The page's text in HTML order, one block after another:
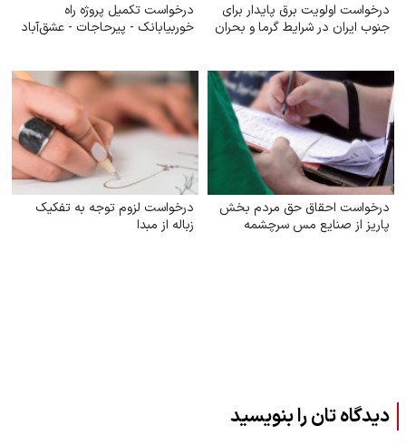
درخواست اولویت برق پایدار برای
جنوب ایران در شرایط گرما و بحران
درخواست تکمیل پروژه راه
خوربیابانک - پیرحاجات - عشق‌آباد
درخواست احقاق حق مردم بخش
پاریز از صنایع مس سرچشمه
درخواست لزوم توجه به تفکیک
زباله از مبدا
دیدگاه تان را بنویسید